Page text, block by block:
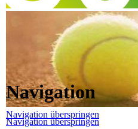
Navigation überspringen
Navigation
Navigation überspringen